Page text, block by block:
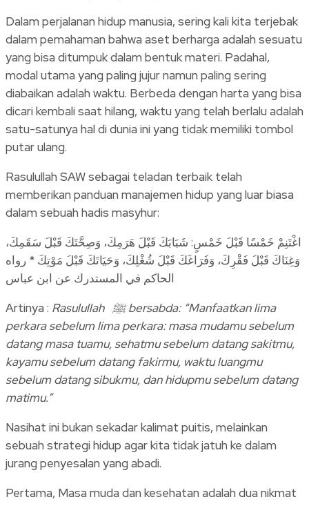
Dalam perjalanan hidup manusia, sering kali kita terjebak
dalam pemahaman bahwa aset berharga adalah sesuatu
yang bisa ditumpuk dalam bentuk materi. Padahal,
modal utama yang paling jujur namun paling sering
diabaikan adalah waktu. Berbeda dengan harta yang bisa
dicari kembali saat hilang, waktu yang telah berlalu adalah
satu-satunya hal di dunia ini yang tidak memiliki tombol
putar ulang.
Rasulullah SAW sebagai teladan terbaik telah
memberikan panduan manajemen hidup yang luar biasa
dalam sebuah hadis masyhur:
اغْتَنِمْ خَمْسًا قَبْلَ خَمْسٍ: شَبَابَكَ قَبْلَ هَرَمِكَ، وَصِحَّتَكَ قَبْلَ سَقَمِكَ،
وَغِنَاكَ قَبْلَ فَقْرِكَ، وَفَرَاغَكَ قَبْلَ شُغْلِكَ، وَحَيَاتَكَ قَبْلَ مَوْتِكَ * رواه
الحاكم في المستدرك عن ابن عباس
Artinya : Rasulullah ﷺ bersabda: “Manfaatkan lima
perkara sebelum lima perkara: masa mudamu sebelum
datang masa tuamu, sehatmu sebelum datang sakitmu,
kayamu sebelum datang fakirmu, waktu luangmu
sebelum datang sibukmu, dan hidupmu sebelum datang
matimu.”
Nasihat ini bukan sekadar kalimat puitis, melainkan
sebuah strategi hidup agar kita tidak jatuh ke dalam
jurang penyesalan yang abadi.
Pertama, Masa muda dan kesehatan adalah dua nikmat